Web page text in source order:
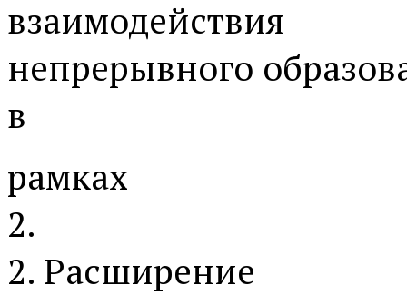
взаимодействия
непрерывного
в
рамках
2.
2. Расширение